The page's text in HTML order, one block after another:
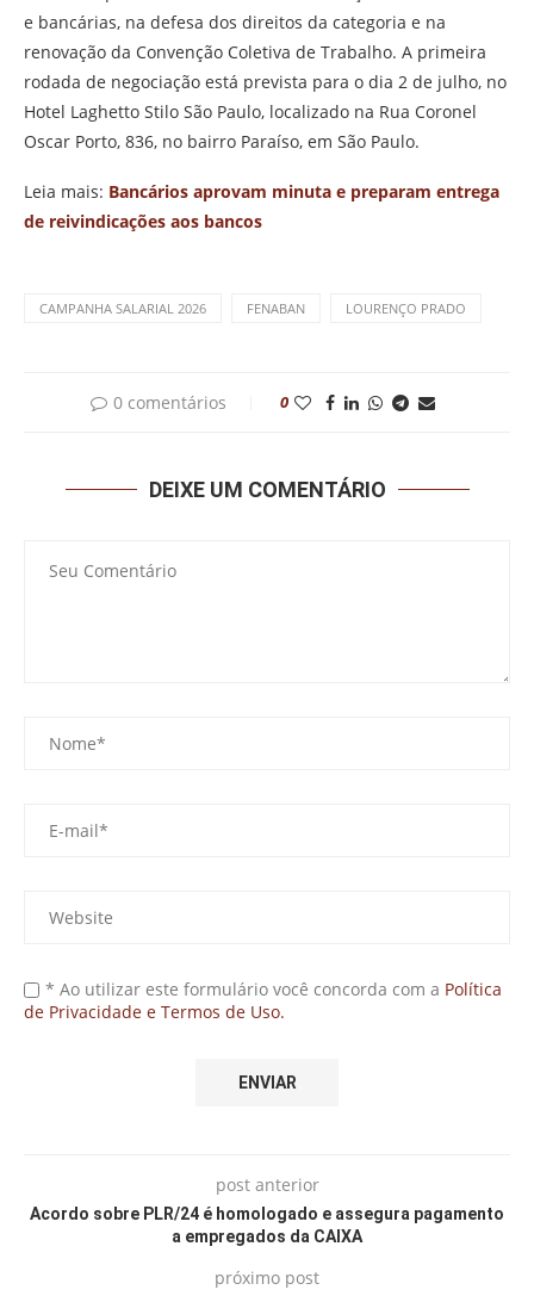
e bancárias, na defesa dos direitos da categoria e na
renovação da Convenção Coletiva de Trabalho. A primeira
rodada de negociação está prevista para o dia 2 de julho, no
Hotel Laghetto Stilo São Paulo, localizado na Rua Coronel
Oscar Porto, 836, no bairro Paraíso, em São Paulo.
Leia mais: Bancários aprovam minuta e preparam entrega
de reivindicações aos bancos
CAMPANHA SALARIAL 2026 FENABAN LOURENÇO PRADO
0 comentários 0
DEIXE UM COMENTÁRIO
* Ao utilizar este formulário você concorda com a Política
de Privacidade e Termos de Uso.
post anterior
Acordo sobre PLR/24 é homologado e assegura pagamento
a empregados da CAIXA
próximo post